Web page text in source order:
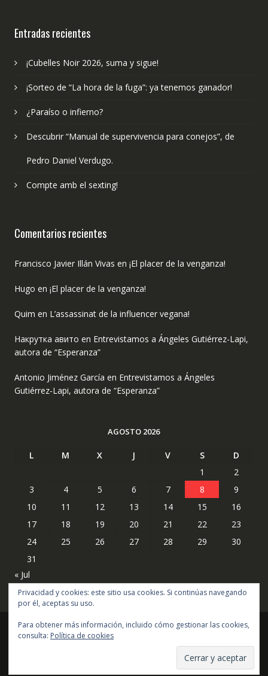
Entradas recientes
¡Cubelles Noir 2026, suma y sigue!
¡Sorteo de “La hora de la fuga”: ya tenemos ganador!
¿Paraíso o infierno?
Descubrir “Manual de supervivencia para conejos”, de
Pedro Daniel Verdugo.
Compte amb el sexting!
Comentarios recientes
Francisco Javier Illán Vivas en ¡El placer de la venganza!
Hugo en ¡El placer de la venganza!
Quim en L’assassinat de la influencer vegana!
Накрутка авито en Entrevistamos a Ángeles Gutiérrez-Lapi,
autora de “Esperanza”
Antonio Jiménez García en Entrevistamos a Ángeles
Gutiérrez-Lapi, autora de “Esperanza”
AGOSTO 2026
L M X J V S
D
1
2
3
4 5 6 7 8
9
10
11 12 13 14 15
16
17
18 19 20 21 22
23
24
25 26 27 28 29
30
31
« Jul
Copyright © todos los derechos reservados
Acme Themes
Privacidad y cookies: este sitio usa cookies. Si continúas navegando
por él, aceptas su uso.
Para obtener más información, incluido cómo gestionar las cookies,
consulta: Política de cookies